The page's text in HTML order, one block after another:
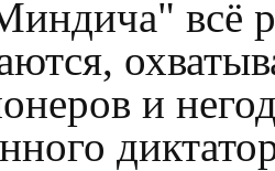
всё
и